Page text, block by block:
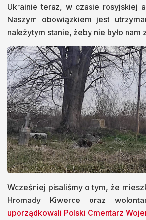
Ukrainie teraz, w czasie rosyjskiej
Naszym obowiązkiem jest
należytym stanie, żeby nie było nam
Wcześniej pisaliśmy o tym, że
Hromady Kiwerce oraz
uporządkowali Polski Cmentarz